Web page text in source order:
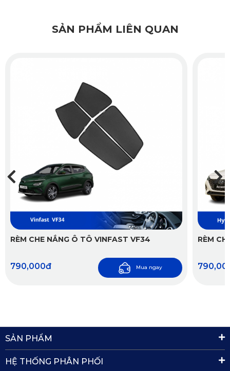
phẩm còn trinh phục khách hàng bởi thiết kế đẹp mắt. Chất
logo mang thương hiệu KATA. Kết hợp rèm được thiết kế
màu đen mang lại cho không gian xế yêu sự sang trọng và
phù hợp với đa số tông màu nội thất của mọi hãng xe.
SẢN PHẨM LIÊN QUAN
RÈM CHE NẮNG Ô TÔ VINFAST VF34
790,000đ Mua ngay
RÈM
SẢN PHẨM
HỆ THỐNG PHÂN PHỐI